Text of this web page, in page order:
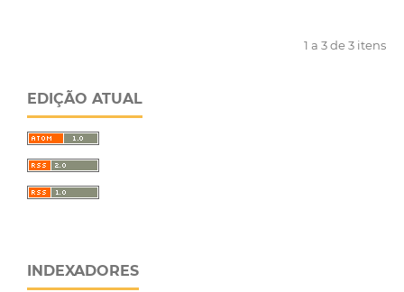
1 a 3 de 3 itens
EDIÇÃO ATUAL
INDEXADORES